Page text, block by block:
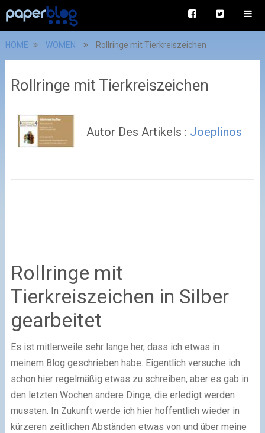
HOME WOMEN Rollringe mit Tierkreiszeichen
Rollringe mit Tierkreiszeichen
Autor Des Artikels : Joeplinos
Rollringe mit
Tierkreiszeichen in Silber
gearbeitet
Es ist mitlerweile sehr lange her, dass ich etwas in
meinem Blog geschrieben habe. Eigentlich versuche ich
schon hier regelmäßig etwas zu schreiben, aber es gab in
den letzten Wochen andere Dinge, die erledigt werden
mussten. In Zukunft werde ich hier hoffentlich wieder in
kürzeren zeitlichen Abständen etwas von und über meine